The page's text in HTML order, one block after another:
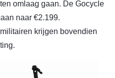
omlaag gaan. De Gocycle
naar €2.199.
krijgen bovendien